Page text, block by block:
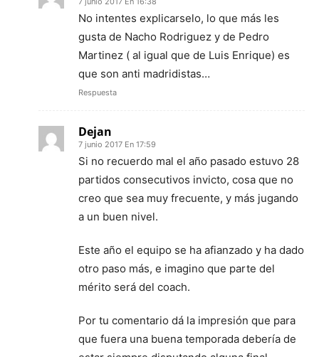
No intentes explicarselo, lo que más les
gusta de Nacho Rodriguez y de Pedro
Martinez ( al igual que de Luis Enrique) es
que son anti madridistas…
Respuesta
Dejan
7 junio 2017 En 17:59
Si no recuerdo mal el año pasado estuvo 28
partidos consecutivos invicto, cosa que no
creo que sea muy frecuente, y más jugando
a un buen nivel.
Este año el equipo se ha afianzado y ha dado
otro paso más, e imagino que parte del
mérito será del coach.
Por tu comentario dá la impresión que para
que fuera una buena temporada debería de